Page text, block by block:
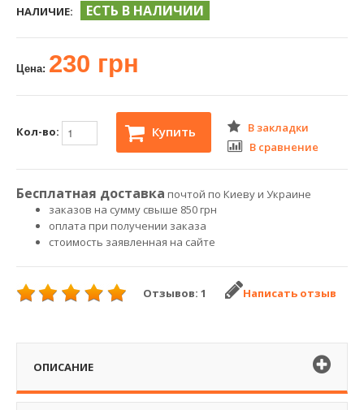
НАЛИЧИЕ:
ЕСТЬ В НАЛИЧИИ
Цена: 230 грн
Кол-во: Купить
В закладки
В сравнение
Бесплатная доставка почтой по Киеву и Украине
заказов на сумму свыше 850 грн
оплата при получении заказа
стоимость заявленная на сайте
Отзывов: 1 Написать отзыв
ОПИСАНИЕ